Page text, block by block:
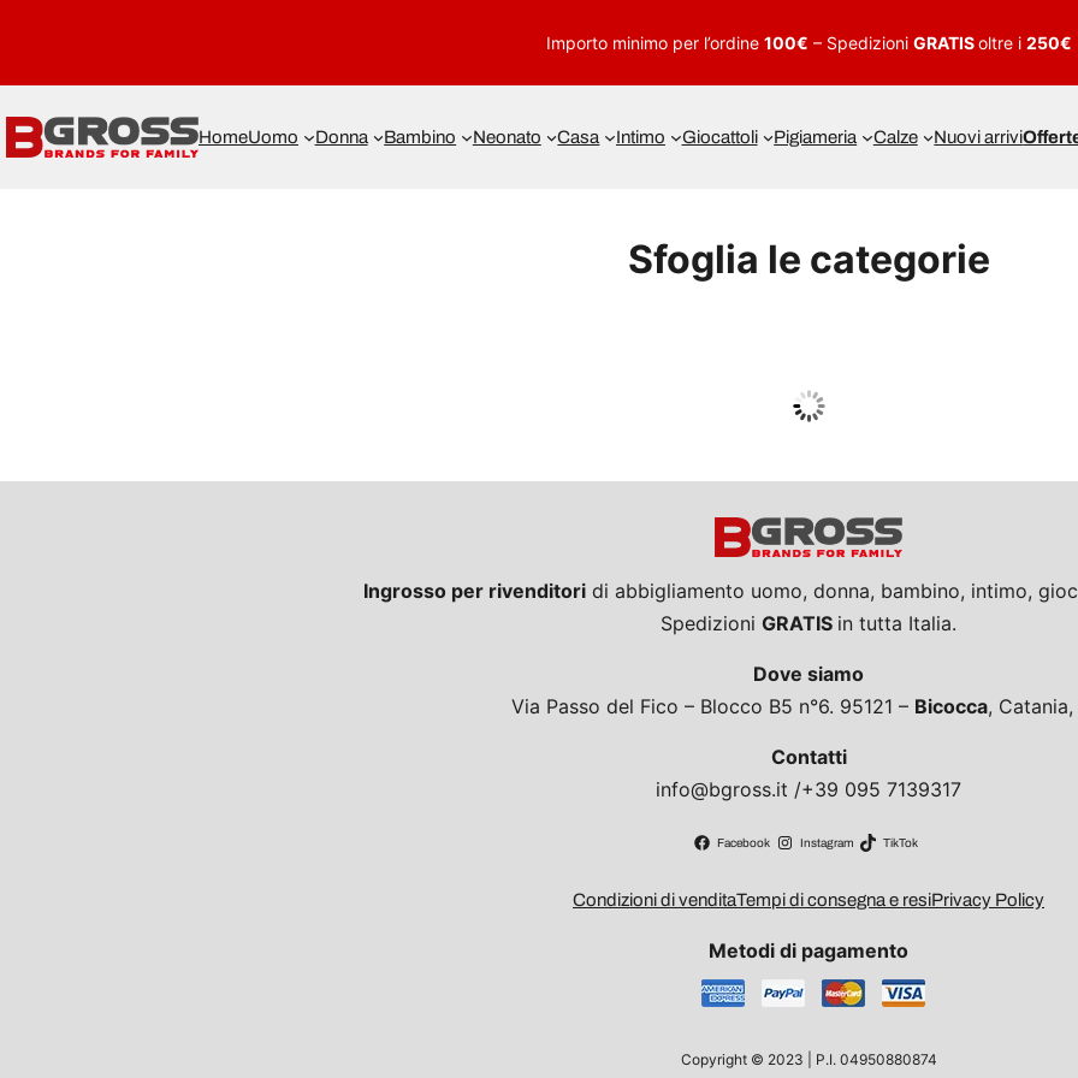
Importo minimo per l’ordine 100€ – Spedizioni GRATISoltre i 250€
HomeUomo Donna Bambino Neonato Casa Intimo Giocattoli Pigiameria Calze Nuovi arrivi
Sfoglia le categorie
Guarda tutto
Ingrosso per rivenditori di abbigliamento uomo, donna, bambino, intimo,
Spedizioni GRATIS in tutta Italia.
Dove siamo
Via Passo del Fico – Blocco B5 n°6. 95121 – Bicocca,
Contatti
info@bgross.it /+39 095 7139317
Facebook Instagram TikTok
Condizioni di venditaTempi di consegna e resiPrivacy Policy
Metodi di pagamento
Copyright © 2023 | P.I. 04950880874